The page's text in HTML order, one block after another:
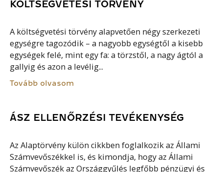
KÖLTSÉGVETÉSI TÖRVÉNY
A költségvetési törvény alapvetően négy szerkezeti
egységre tagozódik – a nagyobb egységtől a kisebb
egységek felé, mint egy fa: a törzstől, a nagy ágtól a
gallyig és azon a levélig...
Tovább olvasom
ÁSZ ELLENŐRZÉSI TEVÉKENYSÉG
Az Alaptörvény külön cikkben foglalkozik az Állami
Számvevőszékkel is, és kimondja, hogy az Állami
Számvevőszék az Országgyűlés legfőbb pénzügyi és